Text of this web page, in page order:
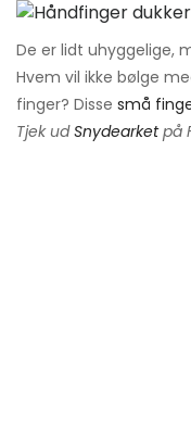
De er lidt uhyggelige,
Hvem vil ikke bølge
finger? Disse små
Tjek udSnydearketpå